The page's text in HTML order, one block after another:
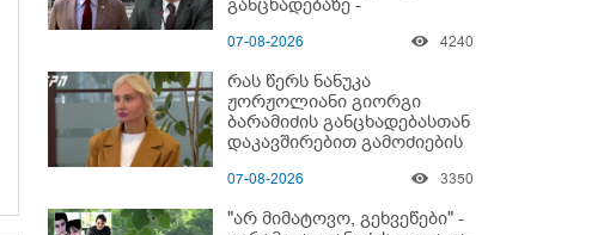
ვიცი... კამანში მოკლული
გადმოვასვენე... ბარამიძე
კი ტყუის"
07-08-2026 4240
რას წერს ნანუკა
ჟორჟოლიანი გიორგი
ბარამიძის განცხადებასთან
დაკავშირებით გამოძიების
07-08-2026 3350
"არ მიმატოვო, გეხვეწები" -